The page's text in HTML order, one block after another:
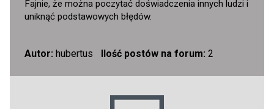
Fajnie, że można poczytać doświadczenia innych ludzi i
uniknąć podstawowych błędów.
Autor: hubertus Ilość postów na forum: 2